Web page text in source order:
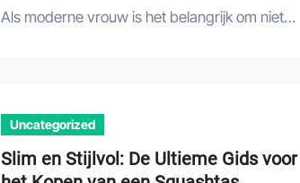
Als moderne vrouw is het belangrijk om niet…
Uncategorized
Slim en Stijlvol: De Ultieme Gids voor